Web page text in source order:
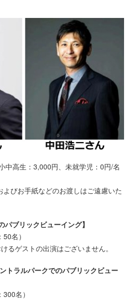
中高生：3,000円、未就学児：0円/名
びお手紙などのお渡しはご遠慮いた
パブリックビューイング】
名）
るゲストの出演はございません。
トラルパークでのパブリックビュー
名）